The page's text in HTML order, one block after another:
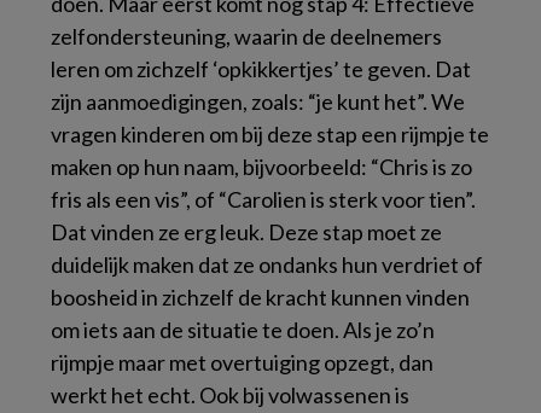
zelfondersteuning, waarin de deelnemers
leren om zichzelf ‘opkikkertjes’ te geven. Dat
zijn aanmoedigingen, zoals: “je kunt het”. We
vragen kinderen om bij deze stap een rijmpje te
maken op hun naam, bijvoorbeeld: “Chris is zo
fris als een vis”, of “Carolien is sterk voor tien”.
Dat vinden ze erg leuk. Deze stap moet ze
duidelijk maken dat ze ondanks hun verdriet of
boosheid in zichzelf de kracht kunnen vinden
om iets aan de situatie te doen. Als je zo’n
rijmpje maar met overtuiging opzegt, dan
werkt het echt. Ook bij volwassenen is